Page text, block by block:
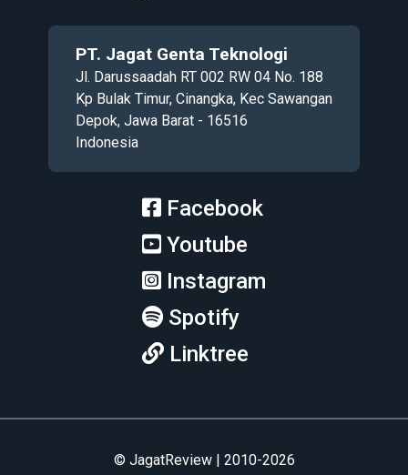
PT. Jagat Genta Teknologi
Jl. Darussaadah RT 002 RW 04 No. 188
Kp Bulak Timur, Cinangka, Kec Sawangan
Depok, Jawa Barat - 16516
Indonesia
Facebook
Youtube
Instagram
Spotify
Linktree
© JagatReview | 2010-2026